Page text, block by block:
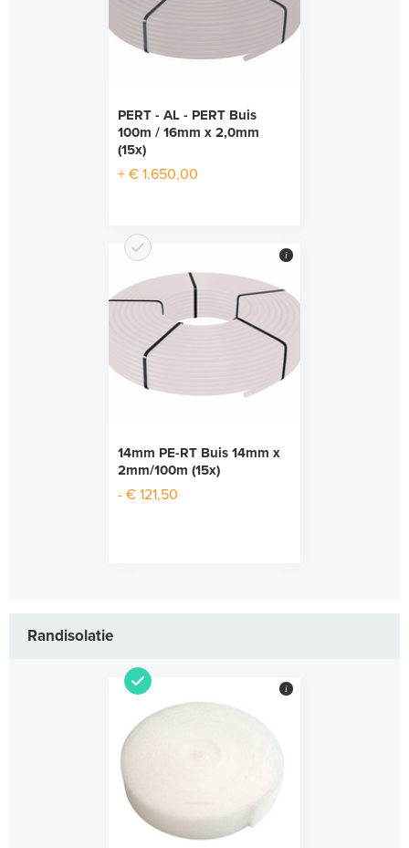
PERT - AL - PERT Buis
100m / 16mm x 2,0mm
(15x)
+ € 1.650,00
14mm PE-RT Buis 14mm x
2mm/100m (15x)
- € 121,50
i
Randisolatie
i